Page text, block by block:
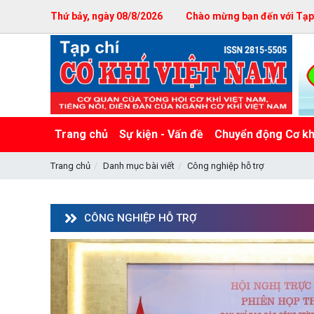
Thứ bảy, ngày 08/8/2026 Chào mừng bạn đến với
Trang chủ Sự kiện - Vấn đề Chuyển động Cơ
Trang chủ Danh mục bài viết Công nghiệp hỗ trợ
CÔNG NGHIỆP HỖ TRỢ